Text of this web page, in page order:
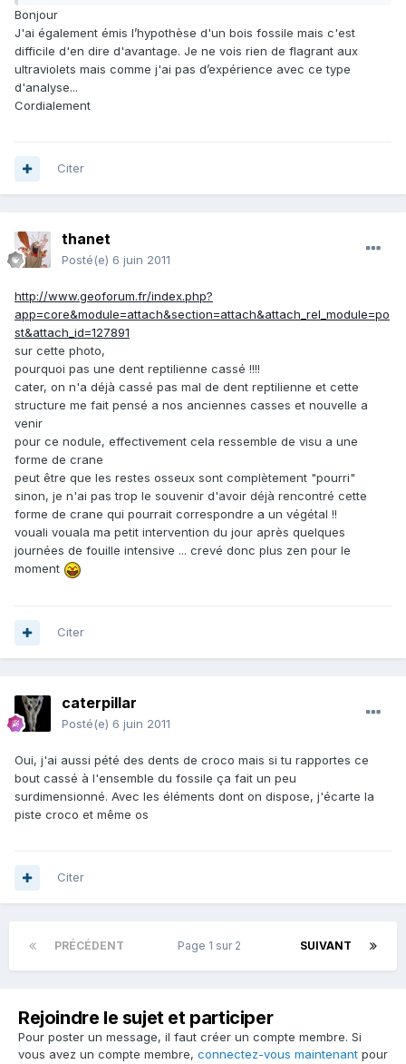
Bonjour
J'ai également émis l’hypothèse d'un bois fossile mais c'est
difficile d'en dire d'avantage. Je ne vois rien de flagrant aux
ultraviolets mais comme j'ai pas d’expérience avec ce type
d'analyse...
Cordialement
Citer
thanet
Posté(e) 6 juin 2011
http://www.geoforum.fr/index.php?
app=core&module=attach&section=attach&attach_rel_module=po
st&attach_id=127891
sur cette photo,
pourquoi pas une dent reptilienne cassé !!!!
cater, on n'a déjà cassé pas mal de dent reptilienne et cette
structure me fait pensé a nos anciennes casses et nouvelle a
venir
pour ce nodule, effectivement cela ressemble de visu a une
forme de crane
peut être que les restes osseux sont complètement "pourri"
sinon, je n'ai pas trop le souvenir d'avoir déjà rencontré cette
forme de crane qui pourrait correspondre a un végétal !!
vouali vouala ma petit intervention du jour après quelques
journées de fouille intensive ... crevé donc plus zen pour le
moment
Citer
caterpillar
Posté(e) 6 juin 2011
Oui, j'ai aussi pété des dents de croco mais si tu rapportes ce
bout cassé à l'ensemble du fossile ça fait un peu
surdimensionné. Avec les éléments dont on dispose, j'écarte la
piste croco et même os
Citer
PRÉCÉDENT SUIVANT
Page 1 sur 2
Rejoindre le sujet et participer
Pour poster un message, il faut créer un compte membre. Si
vous avez un compte membre, connectez-vous maintenant pour